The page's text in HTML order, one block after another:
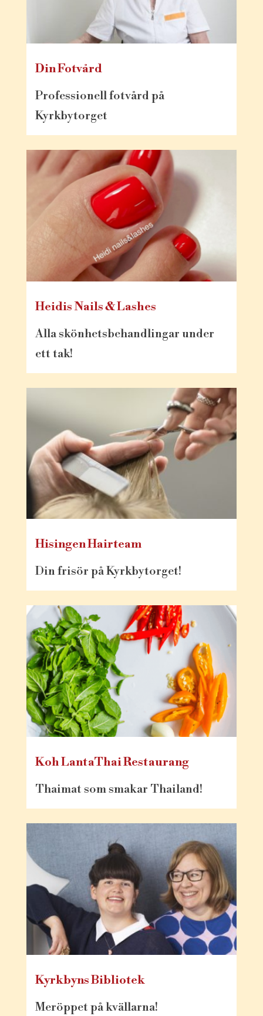
Din Fotvård
Professionell fotvård på
Kyrkbytorget
Heidis Nails & Lashes
Alla skönhetsbehandlingar under
ett tak!
Hisingen Hairteam
Din frisör på Kyrkbytorget!
Koh LantaThai Restaurang
Thaimat som smakar Thailand!
Kyrkbyns Bibliotek
Meröppet på kvällarna!